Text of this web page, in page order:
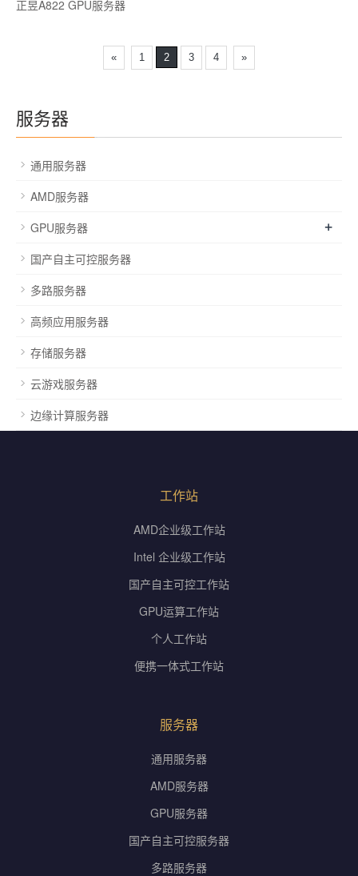
正昱A822 GPU服务器
« 1 2 3 4 »
服务器
通用服务器
AMD服务器
GPU服务器
+
国产自主可控服务器
多路服务器
高频应用服务器
存储服务器
云游戏服务器
边缘计算服务器
工作站
AMD企业级工作站
Intel 企业级工作站
国产自主可控工作站
GPU运算工作站
个人工作站
便携一体式工作站
服务器
通用服务器
AMD服务器
GPU服务器
国产自主可控服务器
多路服务器